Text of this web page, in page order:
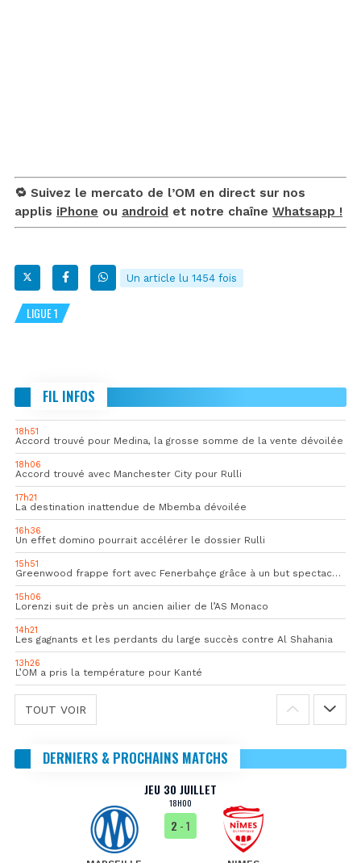
🔁 Suivez le mercato de l’OM en direct sur nos
applis iPhone ou android et notre chaîne Whatsapp !
Un article lu 1454 fois
LIGUE 1
FIL INFOS
18h51
Accord trouvé pour Medina, la grosse somme de la vente dévoilée
18h06
Accord trouvé avec Manchester City pour Rulli
17h21
La destination inattendue de Mbemba dévoilée
16h36
Un effet domino pourrait accélérer le dossier Rulli
15h51
Greenwood frappe fort avec Fenerbahçe grâce à un but spectaculaire
15h06
Lorenzi suit de près un ancien ailier de l’AS Monaco
14h21
Les gagnants et les perdants du large succès contre Al Shahania
13h26
L’OM a pris la température pour Kanté
TOUT VOIR
DERNIERS & PROCHAINS MATCHS
JEU 30 JUILLET
18H00
2 - 1